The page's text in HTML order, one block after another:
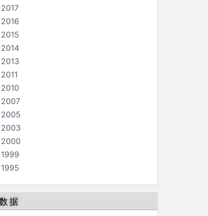
2017
2016
2015
2014
2013
2011
2010
2007
2005
2003
2000
1999
1995
据